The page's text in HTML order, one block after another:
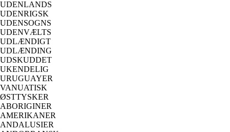
UDENLANDS
UDENRIGSK
UDENSOGNS
UDENVÆLTS
UDLÆNDIGT
UDLÆNDING
UDSKUDDET
UKENDELIG
URUGUAYER
VANUATISK
ØSTTYSKER
ABORIGINER
AMERIKANER
ANDALUSIER